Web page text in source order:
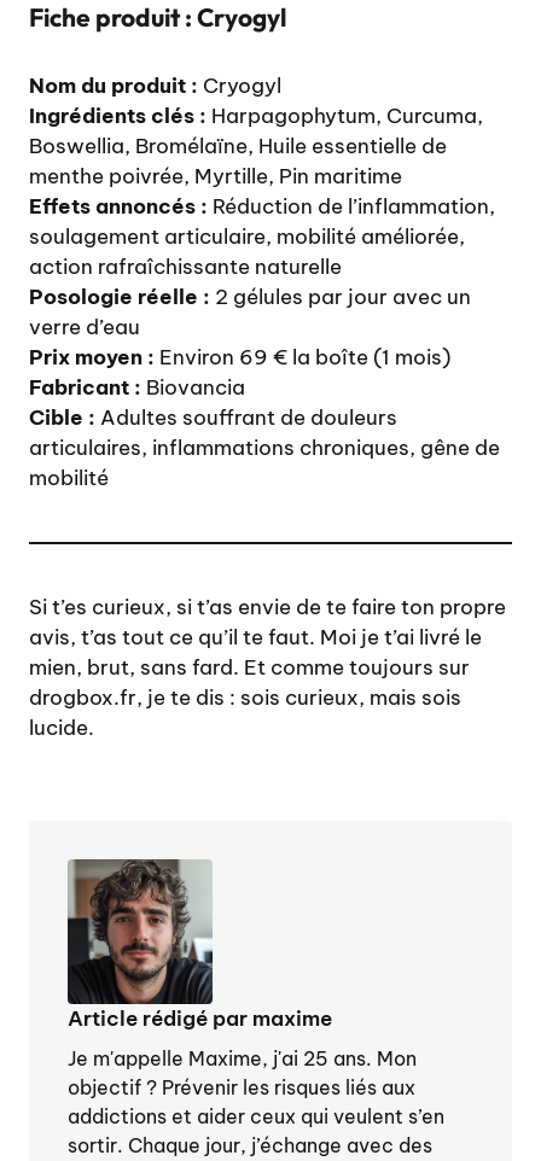
Fiche produit : Cryogyl
Nom du produit : Cryogyl
Ingrédients clés : Harpagophytum, Curcuma,
Boswellia, Bromélaïne, Huile essentielle de
menthe poivrée, Myrtille, Pin maritime
Effets annoncés : Réduction de l’inflammation,
soulagement articulaire, mobilité améliorée,
action rafraîchissante naturelle
Posologie réelle : 2 gélules par jour avec un
verre d’eau
Prix moyen : Environ 69 € la boîte (1 mois)
Fabricant : Biovancia
Cible : Adultes souffrant de douleurs
articulaires, inflammations chroniques, gêne de
mobilité
Si t’es curieux, si t’as envie de te faire ton propre
avis, t’as tout ce qu’il te faut. Moi je t’ai livré le
mien, brut, sans fard. Et comme toujours sur
drogbox.fr, je te dis : sois curieux, mais sois
lucide.
Article rédigé par maxime
Je m'appelle Maxime, j'ai 25 ans. Mon
objectif ? Prévenir les risques liés aux
addictions et aider ceux qui veulent s’en
sortir. Chaque jour, j’échange avec des